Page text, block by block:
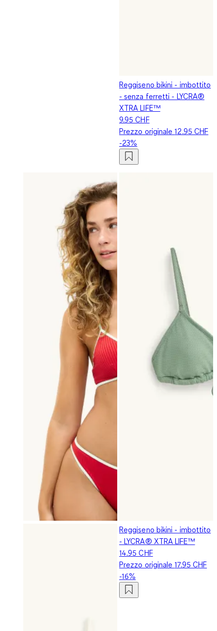
Reggiseno bikini - imbottito
- senza ferretti - LYCRA®
XTRA LIFE™
9.95 CHF
Prezzo originale12.95 CHF
-23%
Reggiseno bikini - imbottito
- LYCRA® XTRA LIFE™
14.95 CHF
Prezzo originale17.95 CHF
-16%